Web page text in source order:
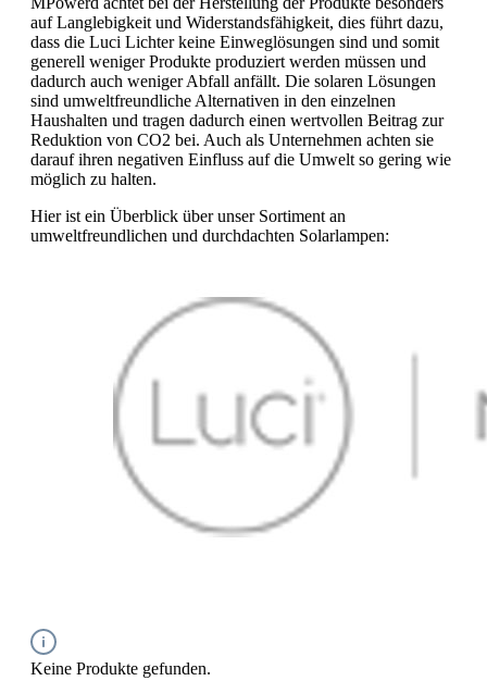
auf Langlebigkeit und Widerstandsfähigkeit, dies führt dazu,
dass die Luci Lichter keine Einweglösungen sind und somit
generell weniger Produkte produziert werden müssen und
dadurch auch weniger Abfall anfällt. Die solaren Lösungen
sind umweltfreundliche Alternativen in den einzelnen
Haushalten und tragen dadurch einen wertvollen Beitrag zur
Reduktion von CO2 bei. Auch als Unternehmen achten sie
darauf ihren negativen Einfluss auf die Umwelt so gering wie
möglich zu halten.
Hier ist ein Überblick über unser Sortiment an
umweltfreundlichen und durchdachten Solarlampen:
Keine Produkte gefunden.